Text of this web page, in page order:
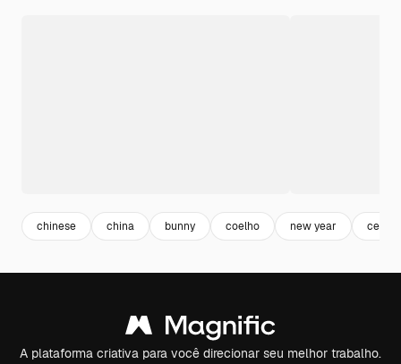
chinese china bunny coelho new year
A plataforma criativa para você direcionar seu melhor trabalho.